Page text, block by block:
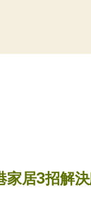
家居3招解